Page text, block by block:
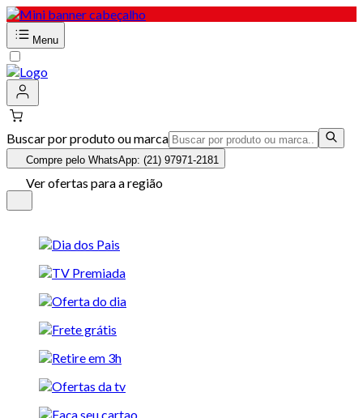
Menu
Buscar por produto ou marca
Compre pelo WhatsApp: (21) 97971-2181
Ver ofertas para a região